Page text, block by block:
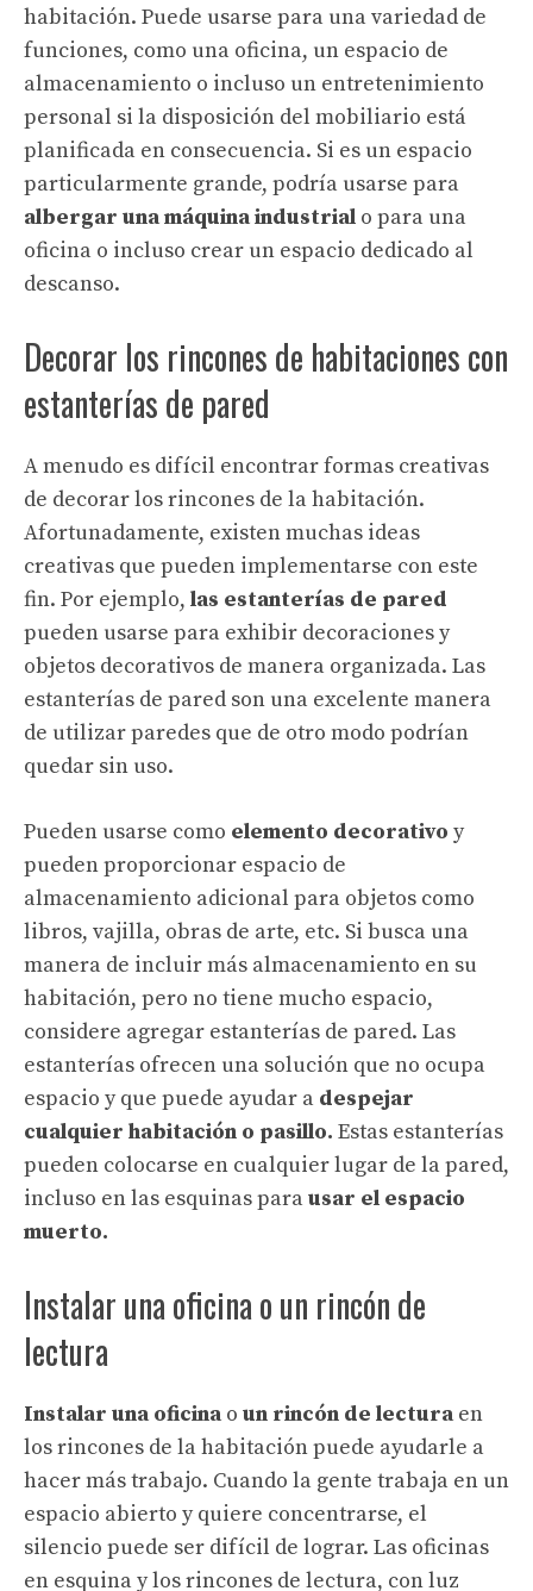
habitación. Puede usarse para una variedad de
funciones, como una oficina, un espacio de
almacenamiento o incluso un entretenimiento
personal si la disposición del mobiliario está
planificada en consecuencia. Si es un espacio
particularmente grande, podría usarse para
albergar una máquina industrial o para una
oficina o incluso crear un espacio dedicado al
descanso.
Decorar los rincones de habitaciones con
estanterías de pared
A menudo es difícil encontrar formas creativas
de decorar los rincones de la habitación.
Afortunadamente, existen muchas ideas
creativas que pueden implementarse con este
fin. Por ejemplo, las estanterías de pared
pueden usarse para exhibir decoraciones y
objetos decorativos de manera organizada. Las
estanterías de pared son una excelente manera
de utilizar paredes que de otro modo podrían
quedar sin uso.
Pueden usarse como elemento decorativo y
pueden proporcionar espacio de
almacenamiento adicional para objetos como
libros, vajilla, obras de arte, etc. Si busca una
manera de incluir más almacenamiento en su
habitación, pero no tiene mucho espacio,
considere agregar estanterías de pared. Las
estanterías ofrecen una solución que no ocupa
espacio y que puede ayudar a despejar
cualquier habitación o pasillo. Estas estanterías
pueden colocarse en cualquier lugar de la pared,
incluso en las esquinas parausar el espacio
muerto.
Instalar una oficina o un rincón de
lectura
Instalar una oficina o un rincón de lectura en
los rincones de la habitación puede ayudarle a
hacer más trabajo. Cuando la gente trabaja en un
espacio abierto y quiere concentrarse, el
silencio puede ser difícil de lograr. Las oficinas
en esquina y los rincones de lectura, con luz